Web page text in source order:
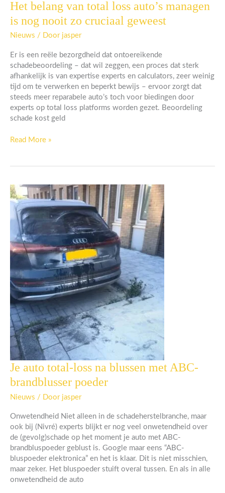
Het belang van total loss auto’s managen
is nog nooit zo cruciaal geweest
Nieuws / Door jasper
Er is een reële bezorgdheid dat ontoereikende
schadebeoordeling – dat wil zeggen, een proces dat sterk
afhankelijk is van expertise experts en calculators, zeer weinig
tijd om te verwerken en beperkt bewijs – ervoor zorgt dat
steeds meer reparabele auto’s toch voor biedingen door
experts op total loss platforms worden gezet. Beoordeling
schade kost geld
Het
van
total
auto’s
managen
is
nog
nooit
zo
cruciaal
Read More »
Je auto total-loss na blussen met ABC-
brandblusser poeder
Nieuws / Door jasper
Onwetendheid Niet alleen in de schadeherstelbranche, maar
ook bij (Nivré) experts blijkt er nog veel onwetendheid over
de (gevolg)schade op het moment je auto met ABC-
brandbluspoeder geblust is. Google maar eens “ABC-
bluspoeder elektronica” en het is klaar. Dit is niet misschien,
maar zeker. Het bluspoeder stuift overal tussen. En als in alle
onwetendheid de auto
Je
auto
total-
loss
blussen
met
ABC-
brandblusser
poeder